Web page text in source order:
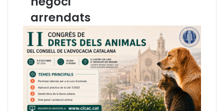
D
e
r
e
t
L
l
e
arrendats
c
ó
d
e
l